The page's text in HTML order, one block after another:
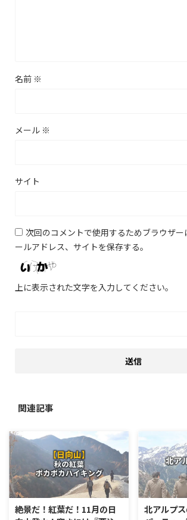
名前 ※
メール ※
サイト
次回のコメントで使用するためブラウザー
ールアドレス、サイトを保存する。
上に表示された文字を入力してください。
関連記事
絶景だ！紅葉だ！11月の日
北アルプス